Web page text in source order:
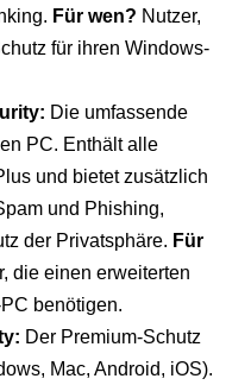
Für wen? Nutzer,
für ihren Windows-
Die umfassende
PC. Enthält alle
und bietet zusätzlich
und Phishing,
der Privatsphäre. Für
die einen erweiterten
benötigen.
Der Premium-Schutz
Mac, Android, iOS).